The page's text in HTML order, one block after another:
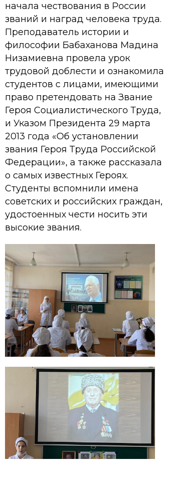
начала чествования в России
званий и наград человека труда.
Преподаватель истории и
философии Бабаханова Мадина
Низамиевна провела урок
трудовой доблести и ознакомила
студентов с лицами, имеющими
право претендовать на Звание
Героя Социалистического Труда,
и Указом Президента 29 марта
2013 года «Об установлении
звания Героя Труда Российской
Федерации», а также рассказала
о самых известных Героях.
Студенты вспомнили имена
советских и российских граждан,
удостоенных чести носить эти
высокие звания.